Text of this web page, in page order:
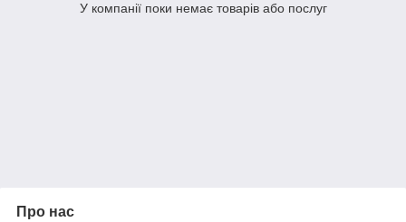
У компанії поки немає товарів або послуг
Про нас